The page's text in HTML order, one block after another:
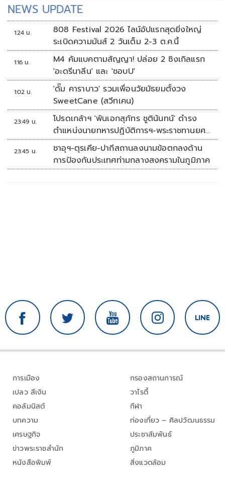
NEWS UPDATE
1:24 น.
808 Festival 2026 ไลน์อัปแรกสุดยิ่งใหญ่
ระเบิดความมันส์ 2 วันเต็ม 2-3 ต.ค.นี้
1:16 น.
M4 คัมแบคตามสัญญา! ปล่อย 2 ซิงเกิลแรก
'อะดรีนาลีน' และ 'ชอบU'
1:02 น.
'ดั๊ม คาราบาว' รวมเพื่อนวัยมัธยมตั้งวง
SweetCane (สวีทเคน)
23:49 น.
โปรดเกล้าฯ 'พันเอกสุภัทร ชูตินันทน์' ดำรง
ตำแหน่งนายทหารปฏิบัติการฯ-พระราชทานยศ
'พลตรี'
23:45 น.
ซาอุฯ-ตุรเคีย-ปากีสถานลงนามข้อตกลงด้าน
การป้องกันประเทศท่ามกลางสงครามในภูมิภาค
การเมือง
เปลว สีเงิน
คอลัมนิสต์
บทความ
เศรษฐกิจ
ข่าวพระราชสำนัก
หนังสือพิมพ์
กรองสถานการณ์
วาไรตี้
กีฬา
ท่องเที่ยว – ศิลปวัฒนธรรม
ประชาสัมพันธ์
ภูมิภาค
สิ่งแวดล้อม